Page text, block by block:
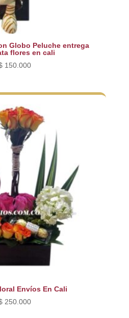
Globo Peluche entrega
flores en cali
150.000
Envíos En Cali
250.000